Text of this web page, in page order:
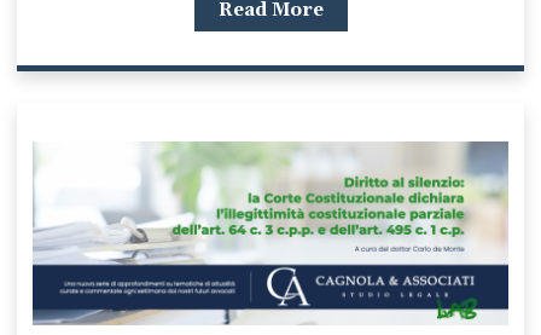
Read More